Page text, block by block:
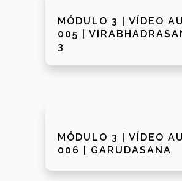
MÓDULO 3 | VÍDEO
005 |
3
MÓDULO 3 | VÍDEO
006 | GARUDASANA